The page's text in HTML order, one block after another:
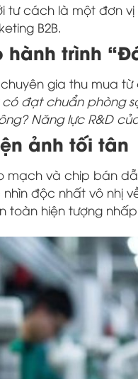
tư cách là một đơn
B2B.
hành trình
gia thu mua
đạt chuẩn phòng
Năng lực R&D
ảnh tối tân
và chip bán
độc nhất vô nhị
toàn hiện tượng